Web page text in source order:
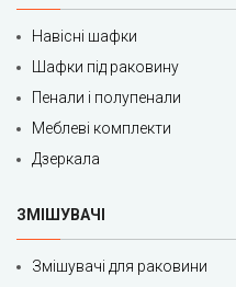
Навісні шафки
Шафки під раковину
Пенали і полупенали
Меблеві комплекти
Дзеркала
ЗМІШУВАЧІ
Змішувачі для раковини